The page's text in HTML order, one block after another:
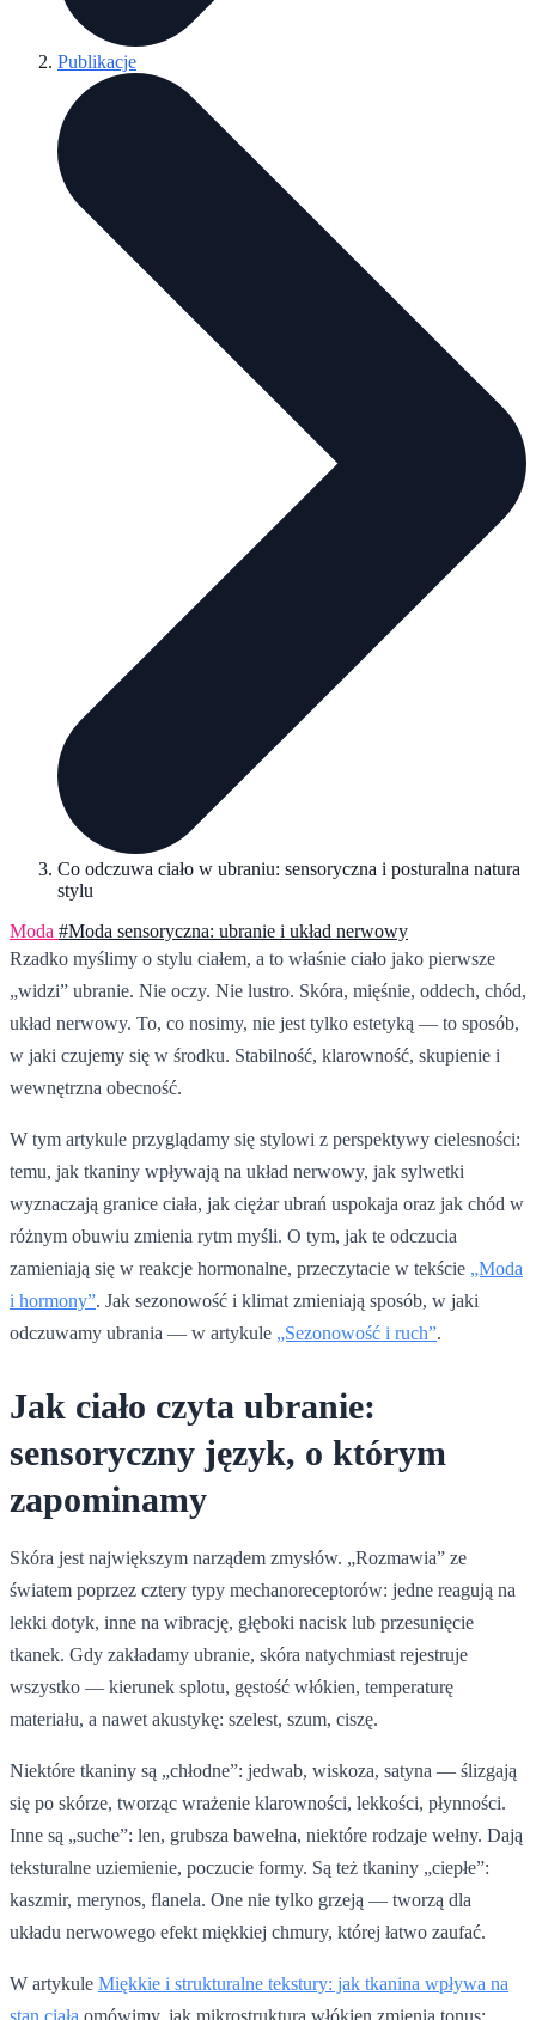
Publikacje
Co odczuwa ciało w ubraniu: sensoryczna i posturalna natura
stylu
Moda #Moda sensoryczna: ubranie i układ nerwowy
Rzadko myślimy o stylu ciałem, a to właśnie ciało jako pierwsze
„widzi” ubranie. Nie oczy. Nie lustro. Skóra, mięśnie, oddech, chód,
układ nerwowy. To, co nosimy, nie jest tylko estetyką — to sposób,
w jaki czujemy się w środku. Stabilność, klarowność, skupienie i
wewnętrzna obecność.
W tym artykule przyglądamy się stylowi z perspektywy cielesności:
temu, jak tkaniny wpływają na układ nerwowy, jak sylwetki
wyznaczają granice ciała, jak ciężar ubrań uspokaja oraz jak chód w
różnym obuwiu zmienia rytm myśli. O tym, jak te odczucia
zamieniają się w reakcje hormonalne, przeczytacie w tekście „Moda
i hormony”. Jak sezonowość i klimat zmieniają sposób, w jaki
odczuwamy ubrania — w artykule „Sezonowość i ruch”.
Jak ciało czyta ubranie:
sensoryczny język, o którym
zapominamy
Skóra jest największym narządem zmysłów. „Rozmawia” ze
światem poprzez cztery typy mechanoreceptorów: jedne reagują na
lekki dotyk, inne na wibrację, głęboki nacisk lub przesunięcie
tkanek. Gdy zakładamy ubranie, skóra natychmiast rejestruje
wszystko — kierunek splotu, gęstość włókien, temperaturę
materiału, a nawet akustykę: szelest, szum, ciszę.
Niektóre tkaniny są „chłodne”: jedwab, wiskoza, satyna — ślizgają
się po skórze, tworząc wrażenie klarowności, lekkości, płynności.
Inne są „suche”: len, grubsza bawełna, niektóre rodzaje wełny. Dają
teksturalne uziemienie, poczucie formy. Są też tkaniny „ciepłe”:
kaszmir, merynos, flanela. One nie tylko grzeją — tworzą dla
układu nerwowego efekt miękkiej chmury, której łatwo zaufać.
W artykule Miękkie i strukturalne tekstury: jak tkanina wpływa na